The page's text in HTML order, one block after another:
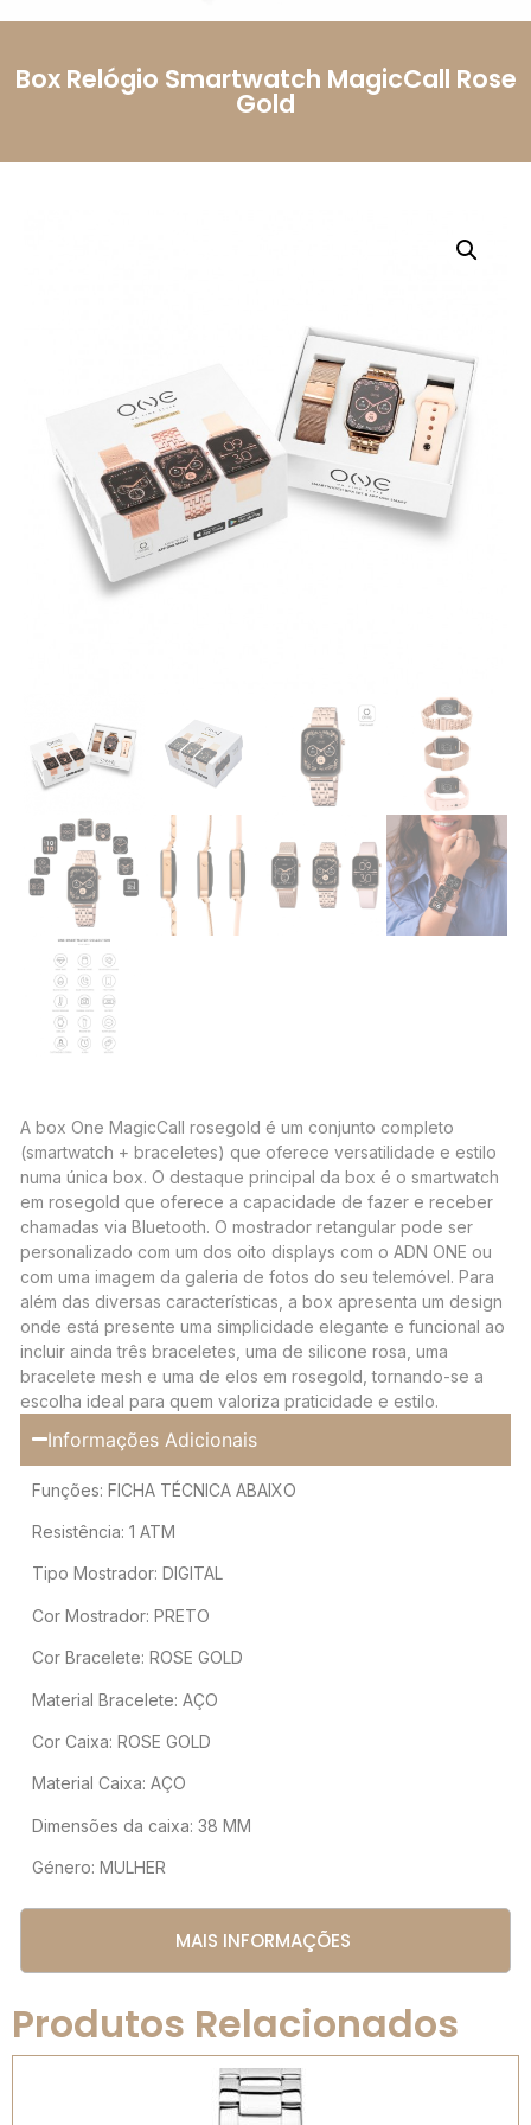
Box Relógio Smartwatch MagicCall Rose
Gold
A box One MagicCall rosegold é um conjunto completo
(smartwatch + braceletes) que oferece versatilidade e estilo
numa única box. O destaque principal da box é o smartwatch
em rosegold que oferece a capacidade de fazer e receber
chamadas via Bluetooth. O mostrador retangular pode ser
personalizado com um dos oito displays com o ADN ONE ou
com uma imagem da galeria de fotos do seu telemóvel. Para
além das diversas características, a box apresenta um design
onde está presente uma simplicidade elegante e funcional ao
incluir ainda três braceletes, uma de silicone rosa, uma
bracelete mesh e uma de elos em rosegold, tornando-se a
escolha ideal para quem valoriza praticidade e estilo.
Informações Adicionais
Funções: FICHA TÉCNICA ABAIXO
Resistência: 1 ATM
Tipo Mostrador: DIGITAL
Cor Mostrador: PRETO
Cor Bracelete: ROSE GOLD
Material Bracelete: AÇO
Cor Caixa: ROSE GOLD
Material Caixa: AÇO
Dimensões da caixa: 38 MM
Género: MULHER
MAIS INFORMAÇÕES
Produtos Relacionados
Autorizo o